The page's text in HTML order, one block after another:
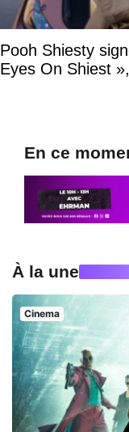
Pooh Shiesty
Eyes On Shiest
En ce
À la une
Cinema